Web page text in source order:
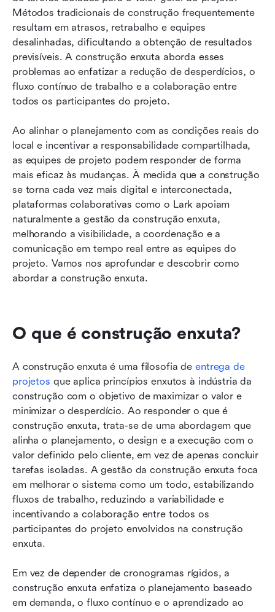
Métodos tradicionais de construção frequentemente
resultam em atrasos, retrabalho e equipes
desalinhadas, dificultando a obtenção de resultados
previsíveis. A construção enxuta aborda esses
problemas ao enfatizar a redução de desperdícios, o
fluxo contínuo de trabalho e a colaboração entre
todos os participantes do projeto.
Ao alinhar o planejamento com as condições reais do
local e incentivar a responsabilidade compartilhada,
as equipes de projeto podem responder de forma
mais eficaz às mudanças. À medida que a construção
se torna cada vez mais digital e interconectada,
plataformas colaborativas como o Lark apoiam
naturalmente a gestão da construção enxuta,
melhorando a visibilidade, a coordenação e a
comunicação em tempo real entre as equipes do
projeto. Vamos nos aprofundar e descobrir como
abordar a construção enxuta.
O que é construção enxuta?
A construção enxuta é uma filosofia de entrega de
projetos que aplica princípios enxutos à indústria da
construção com o objetivo de maximizar o valor e
minimizar o desperdício. Ao responder o que é
construção enxuta, trata-se de uma abordagem que
alinha o planejamento, o design e a execução com o
valor definido pelo cliente, em vez de apenas concluir
tarefas isoladas. A gestão da construção enxuta foca
em melhorar o sistema como um todo, estabilizando
fluxos de trabalho, reduzindo a variabilidade e
incentivando a colaboração entre todos os
participantes do projeto envolvidos na construção
enxuta.
Em vez de depender de cronogramas rígidos, a
construção enxuta enfatiza o planejamento baseado
em demanda, o fluxo contínuo e o aprendizado ao
Desafios comuns ao adotar a construção enxuta
Conclusão
Perguntas frequentes
Leitura relacionada